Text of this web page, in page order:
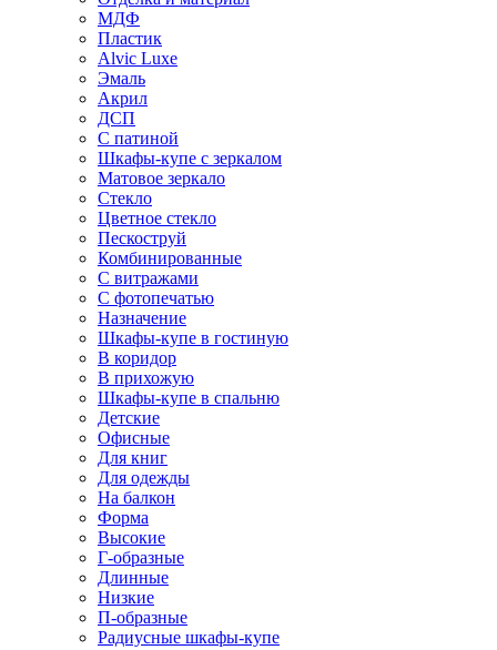
МДФ
Пластик
Alvic Luxe
Эмаль
Акрил
ДСП
С патиной
Шкафы-купе с зеркалом
Матовое зеркало
Стекло
Цветное стекло
Пескоструй
Комбинированные
С витражами
С фотопечатью
Назначение
Шкафы-купе в гостиную
В коридор
В прихожую
Шкафы-купе в спальню
Детские
Офисные
Для книг
Для одежды
На балкон
Форма
Высокие
Г-образные
Длинные
Низкие
П-образные
Радиусные шкафы-купе